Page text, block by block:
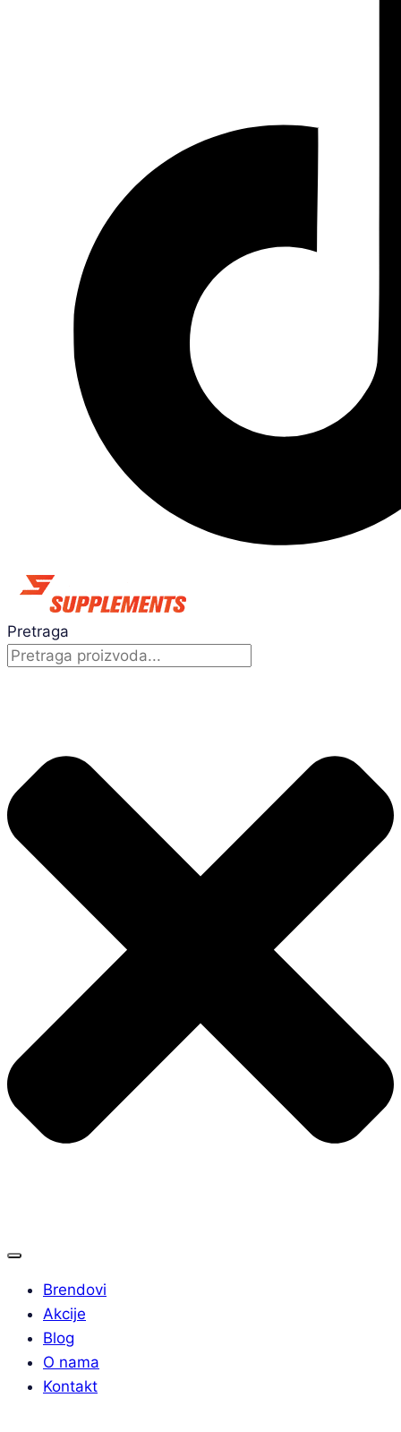
Pretraga
Brendovi
Akcije
Blog
O nama
Kontakt